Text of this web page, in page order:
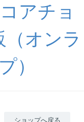
アチョ
（オンラ
）
ショップへ戻る